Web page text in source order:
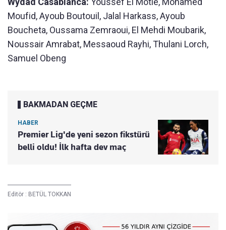
Moufid, Ayoub Boutouil, Jalal Harkass, Ayoub
Boucheta, Oussama Zemraoui, El Mehdi Moubarik,
Noussair Amrabat, Messaoud Rayhi, Thulani Lorch,
Samuel Obeng
BAKMADAN GEÇME
HABER
Premier Lig'de yeni sezon fikstürü
belli oldu! İlk hafta dev maç
Editör : BETÜL TOKKAN